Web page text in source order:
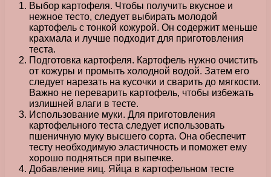
Выбор картофеля. Чтобы получить вкусное и
нежное тесто, следует выбирать молодой
картофель с тонкой кожурой. Он содержит меньше
крахмала и лучше подходит для приготовления
теста.
Подготовка картофеля. Картофель нужно очистить
от кожуры и промыть холодной водой. Затем его
следует нарезать на кусочки и сварить до мягкости.
Важно не переварить картофель, чтобы избежать
излишней влаги в тесте.
Использование муки. Для приготовления
картофельного теста следует использовать
пшеничную муку высшего сорта. Она обеспечит
тесту необходимую эластичность и поможет ему
хорошо подняться при выпечке.
Добавление яиц. Яйца в картофельном тесте